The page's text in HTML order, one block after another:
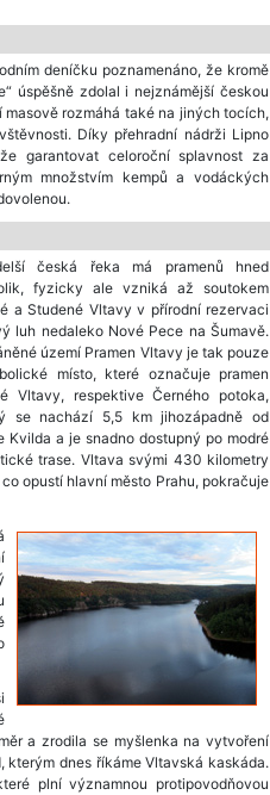
deníčku poznamenáno, že kromě
úspěšně zdolal i nejznámější českou
rozmáhá také na jiných tocích,
Díky přehradní nádrži Lipno
garantovat celoroční splavnost za
množstvím kempů a vodáckých
česká řeka má pramenů hned
fyzicky ale vzniká až soutokem
a Studené Vltavy v přírodní rezervaci
luh nedaleko Nové Pece na Šumavě.
území Pramen Vltavy je tak pouze
místo, které označuje pramen
Vltavy, respektive Černého potoka,
se nachází 5,5 km jihozápadně od
Kvilda a je snadno dostupný po modré
trase. Vltava svými 430 kilometry
opustí hlavní město Prahu, pokračuje
a zrodila se myšlenka na vytvoření
kterým dnes říkáme Vltavská kaskáda.
plní významnou protipovodňovou